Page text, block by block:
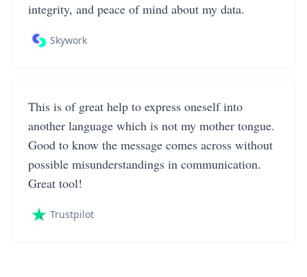
integrity, and peace of mind about my data.
Skywork
This is of great help to express oneself into
another language which is not my mother tongue.
Good to know the message comes across without
possible misunderstandings in communication.
Great tool!
Trustpilot